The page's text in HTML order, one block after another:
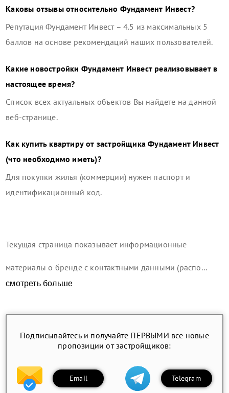
Каковы отзывы относительно Фундамент Инвест?
РепутацияФундамент Инвест–4.5 из максимальных 5
баллов на основе рекомендаций наших пользователей.
Какие новостройки Фундамент Инвест реализовывает в
настоящее время?
Список всех актуальных объектов Вы найдете на данной
веб-странице.
Как купить квартиру от застройщикаФундамент Инвест
(что необходимо иметь)?
Для покупки жилья (коммерции) нужен паспорт и
идентификационный код.
Текущая страница показывает информационные
материалы о бренде с контактными данными (распо...
смотреть больше
Подписывайтесь и получайте ПЕРВЫМИ все новые
пропозиции от застройщиков:
Email Telegram